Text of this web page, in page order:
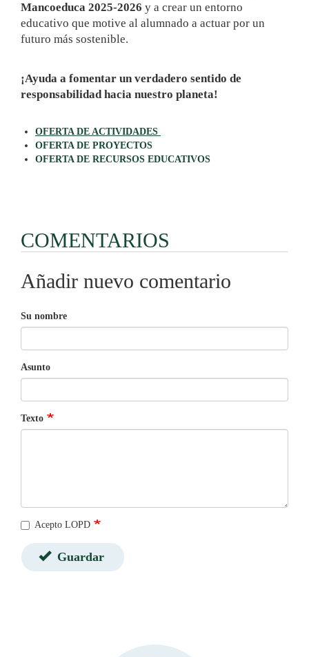
Mancoeduca 2025-2026 y a crear un entorno
educativo que motive al alumnado a actuar por un
futuro más sostenible.
¡Ayuda a fomentar un verdadero sentido de
responsabilidad hacia nuestro planeta!
OFERTA DE ACTIVIDADES
OFERTA DE PROYECTOS
OFERTA DE RECURSOS EDUCATIVOS
COMENTARIOS
Añadir nuevo comentario
Su nombre
Asunto
Texto
Acepto LOPD
Guardar